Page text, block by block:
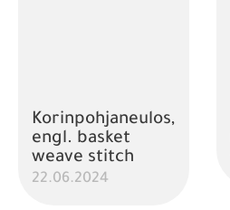
Korinpohjaneulos,
engl. basket
weave stitch
22.06.2024